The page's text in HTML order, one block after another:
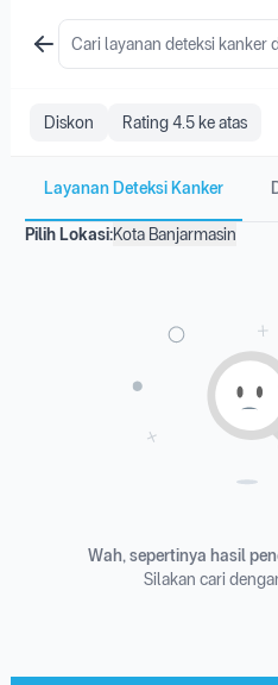
Diskon Rating 4.5 ke atas
Layanan Deteksi Kanker
Pilih Lokasi:Kota Banjarmasin
Wah, sepertinya hasil
Silakan cari